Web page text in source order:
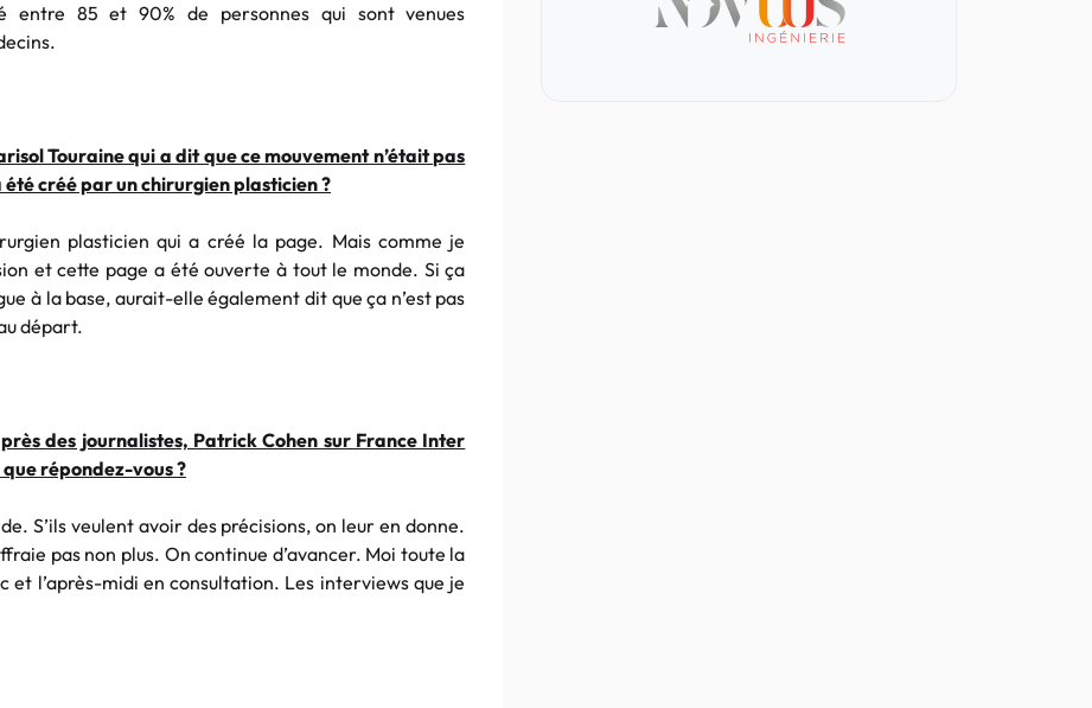
entre 85 et 90% de personnes qui sont venues
Touraine qui a dit que ce mouvement n’était pas
créé par un chirurgien plasticien ?
plasticien qui a créé la page. Mais comme je
et cette page a été ouverte à tout le monde. Si ça
à la base, aurait-elle également dit que ça n’est pas
départ.
des journalistes, Patrick Cohen sur France Inter
répondez-vous ?
S’ils veulent avoir des précisions, on leur en donne.
pas non plus. On continue d’avancer. Moi toute la
et l’après-midi en consultation. Les interviews que je